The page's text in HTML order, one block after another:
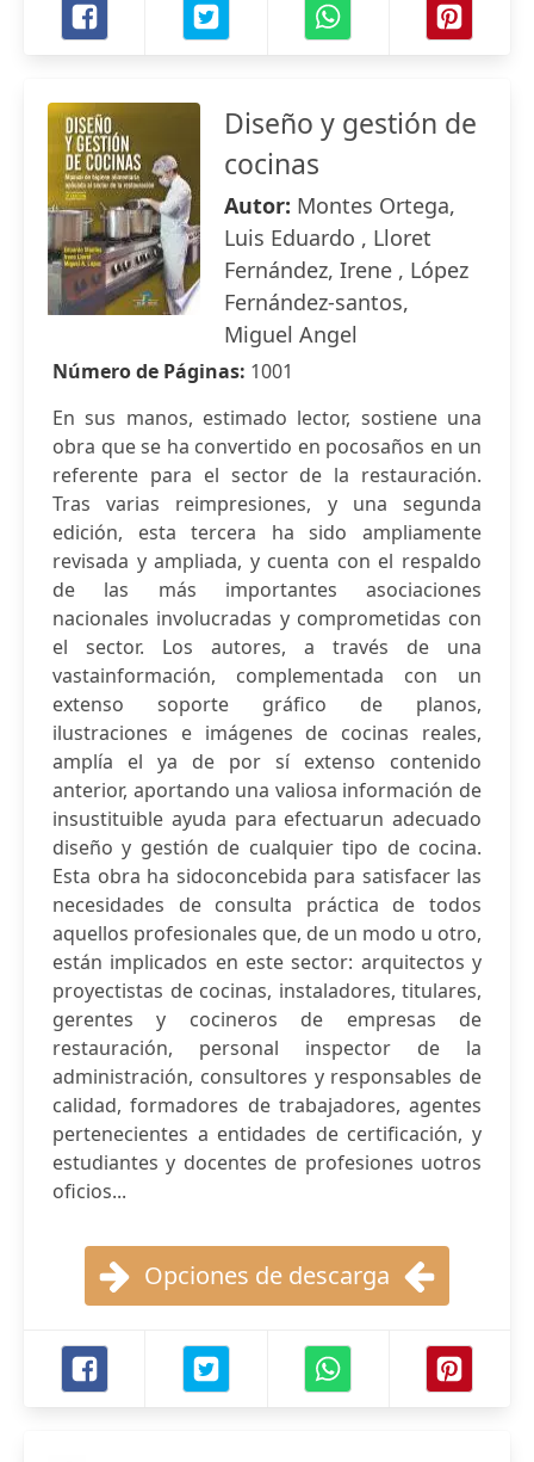
Diseño y gestión de
cocinas
Autor: Montes Ortega,
Luis Eduardo , Lloret
Fernández, Irene , López
Fernández-santos,
Miguel Angel
Número de Páginas: 1001
En sus manos, estimado lector, sostiene una
obra que se ha convertido en pocosaños en un
referente para el sector de la restauración.
Tras varias reimpresiones, y una segunda
edición, esta tercera ha sido ampliamente
revisada y ampliada, y cuenta con el respaldo
de las más importantes asociaciones
nacionales involucradas y comprometidas con
el sector. Los autores, a través de una
vastainformación, complementada con un
extenso soporte gráfico de planos,
ilustraciones e imágenes de cocinas reales,
amplía el ya de por sí extenso contenido
anterior, aportando una valiosa información de
insustituible ayuda para efectuarun adecuado
diseño y gestión de cualquier tipo de cocina.
Esta obra ha sidoconcebida para satisfacer las
necesidades de consulta práctica de todos
aquellos profesionales que, de un modo u otro,
están implicados en este sector: arquitectos y
proyectistas de cocinas, instaladores, titulares,
gerentes y cocineros de empresas de
restauración, personal inspector de la
administración, consultores y responsables de
calidad, formadores de trabajadores, agentes
pertenecientes a entidades de certificación, y
estudiantes y docentes de profesiones uotros
oficios...
Opciones de descarga